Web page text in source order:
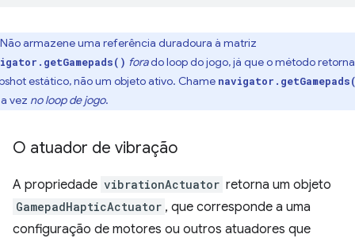
Não armazene uma referência duradoura à matriz
forado loop do jogo, já que o método
estático, não um objeto ativo. Chame
vez no loop de jogo.
O atuador de vibração
A propriedade vibrationActuator retorna um objeto
GamepadHapticActuator , que corresponde a uma
configuração de motores ou outros atuadores que